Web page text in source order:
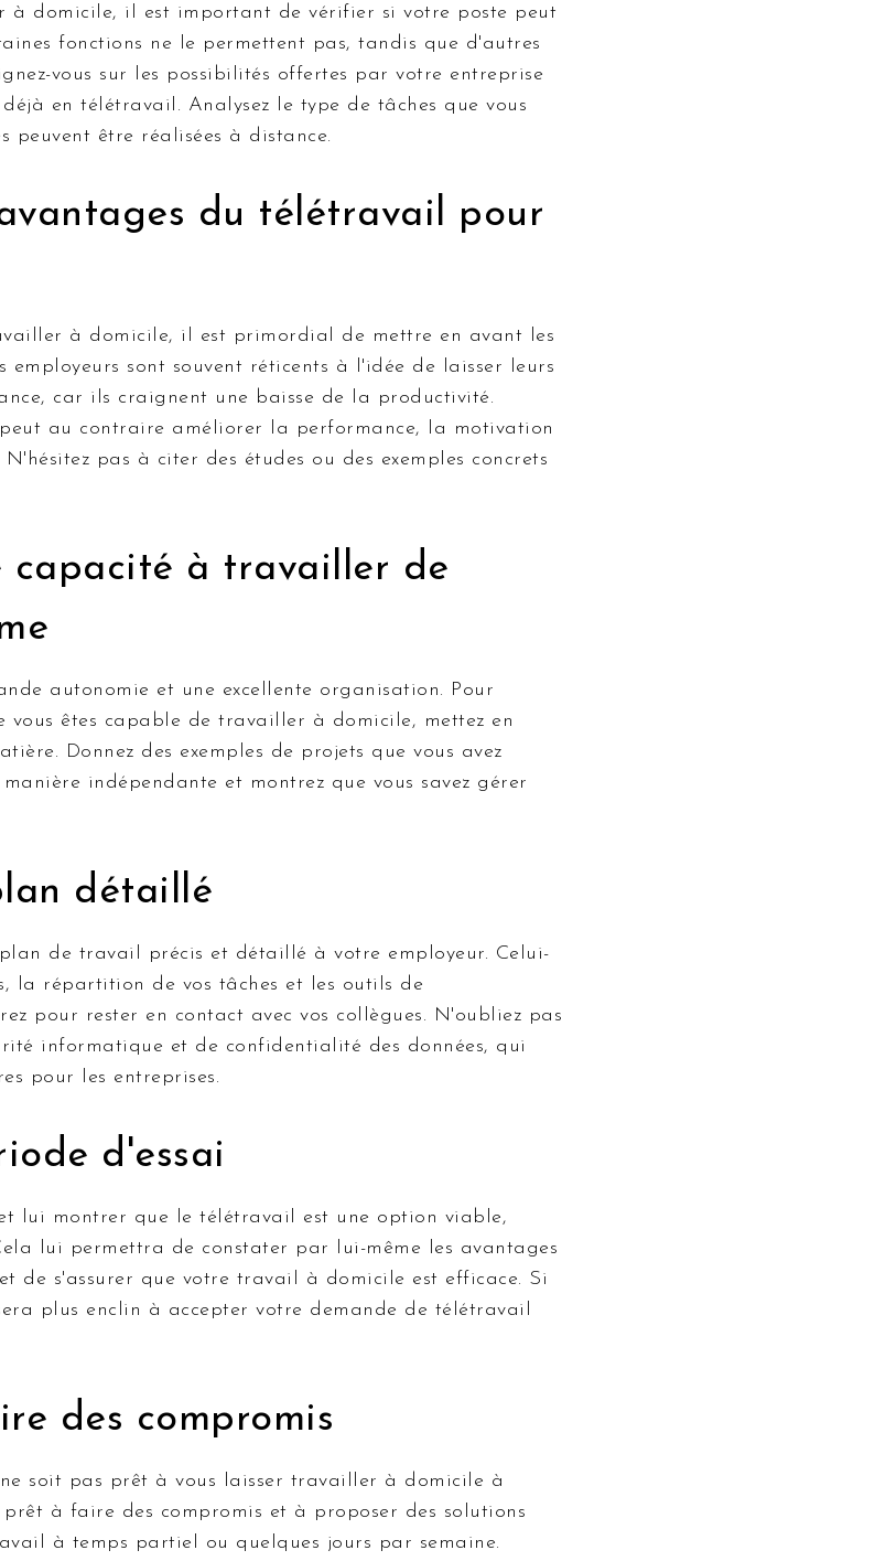
à domicile, il est important de vérifier si votre poste peut
fonctions ne le permettent pas, tandis que d'autres
vous sur les possibilités offertes par votre entreprise
en télétravail. Analysez le type de tâches que vous
peuvent être réalisées à distance.
du télétravail pour
à domicile, il est primordial de mettre en avant les
employeurs sont souvent réticents à l'idée de laisser leurs
car ils craignent une baisse de la productivité.
au contraire améliorer la performance, la motivation
pas à citer des études ou des exemples concrets
capacité à travailler de
autonomie et une excellente organisation. Pour
vous êtes capable de travailler à domicile, mettez en
Donnez des exemples de projets que vous avez
indépendante et montrez que vous savez gérer
détaillé
plan de travail précis et détaillé à votre employeur. Celui-
la répartition de vos tâches et les outils de
pour rester en contact avec vos collègues. N'oubliez pas
informatique et de confidentialité des données, qui
pour les entreprises.
d'essai
lui montrer que le télétravail est une option viable,
lui permettra de constater par lui-même les avantages
de s'assurer que votre travail à domicile est efficace. Si
plus enclin à accepter votre demande de télétravail
des compromis
soit pas prêt à vous laisser travailler à domicile à
prêt à faire des compromis et à proposer des solutions
à temps partiel ou quelques jours par semaine.